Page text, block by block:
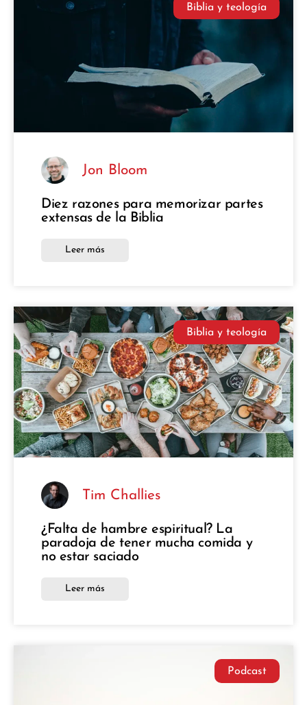
Biblia y teología
Jon Bloom
Diez razones para memorizar partes
extensas de la Biblia
Leer más
Biblia y teología
Tim Challies
¿Falta de hambre espiritual? La
paradoja de tener mucha comida y
no estar saciado
Leer más
Podcast